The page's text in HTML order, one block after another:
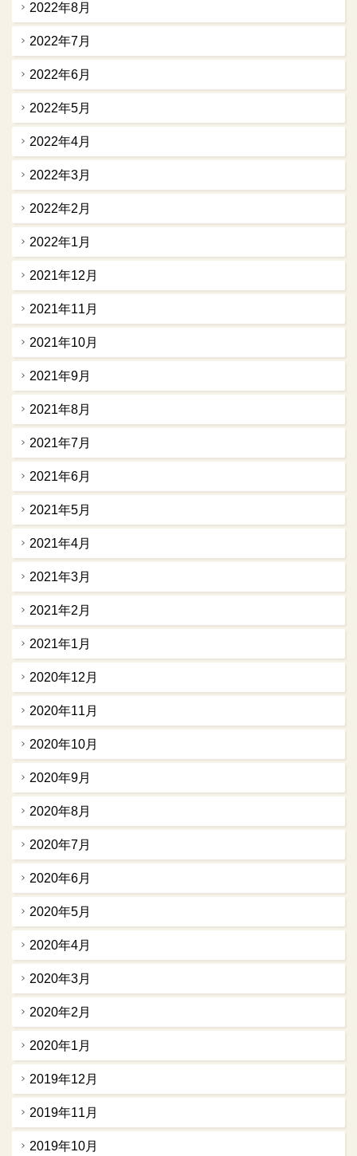
2022年8月
2022年7月
2022年6月
2022年5月
2022年4月
2022年3月
2022年2月
2022年1月
2021年12月
2021年11月
2021年10月
2021年9月
2021年8月
2021年7月
2021年6月
2021年5月
2021年4月
2021年3月
2021年2月
2021年1月
2020年12月
2020年11月
2020年10月
2020年9月
2020年8月
2020年7月
2020年6月
2020年5月
2020年4月
2020年3月
2020年2月
2020年1月
2019年12月
2019年11月
2019年10月